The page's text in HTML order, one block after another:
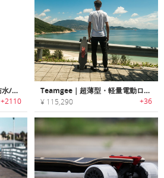
【国内正規品】Code 10｜防水/盗難防止機能搭載ロールダウンスタイルバックパック「コード10」
+2110
Teamgee｜超薄型・軽量電動ロングスケートボード「ティームジー」
¥ 115,290 +36